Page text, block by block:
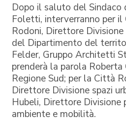
Dopo il saluto del Sindaco
Foletti, interverranno per il
Rodoni, Direttore
del Dipartimento del
Felder, Gruppo Architetti
prenderà la parola
Regione Sud; per la Città
Direttore Divisione spazi
Hubeli, Direttore Divisione
ambiente e mobilità.